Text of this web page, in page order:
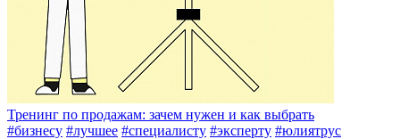
Тренинг по продажам: зачем нужен и как выбрать
#бизнесу #лучшее #специалисту #эксперту #юлиятрус